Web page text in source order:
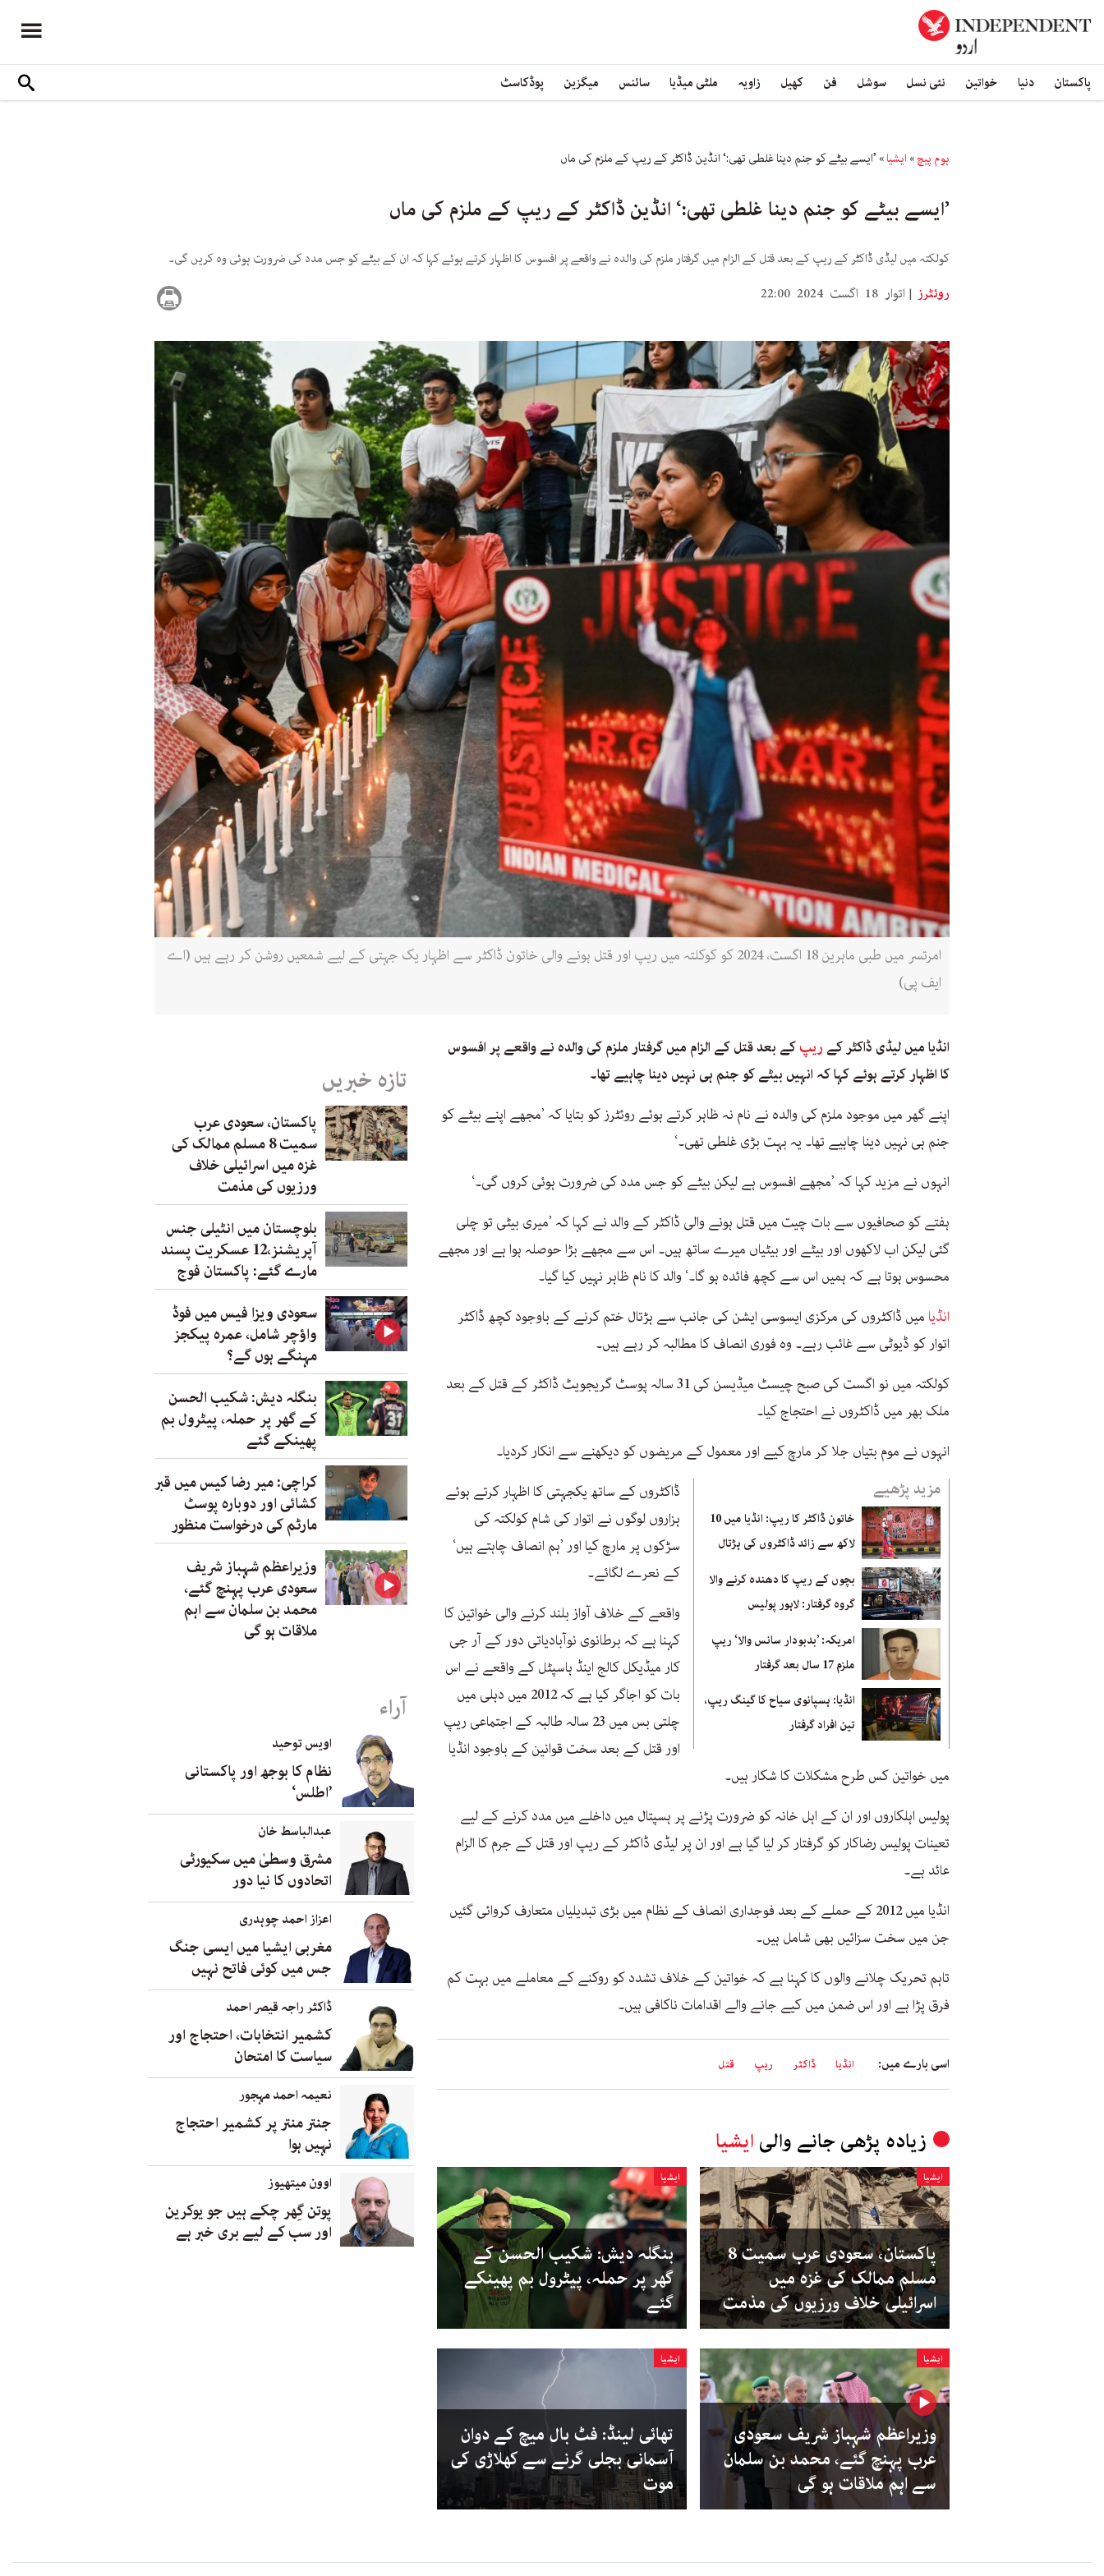
پاکستان دنیا خواتین نئی نسل سوشل فن کھیل زاویہ ملٹی میڈیا سائنس میگزین پوڈکاسٹ
ہوم پیچ» ایشیا» ’ایسے بیٹے کو جنم دینا غلطی تھی:‘ انڈین ڈاکٹر کے ریپ کے ملزم کی ماں
’ایسے بیٹے کو جنم دینا غلطی تھی:‘ انڈین ڈاکٹر کے ریپ کے ملزم کی ماں
کولکتہ میں لیڈی ڈاکٹر کے ریپ کے بعد قتل کے الزام میں گرفتار ملزم کی والدہ نے واقعے پر افسوس کا اظہار کرتے ہوئے کہا کہ ان کے بیٹے کو جس مدد کی ضرورت ہوئی وہ کریں گی۔
روئٹرز اتوار 18 اگست 2024 22:00
امرتسر میں طبی ماہرین 18 اگست، 2024 کو کوکلتہ میں ریپ اور قتل ہونے والی خاتون ڈاکٹر سے اظہار یک جہتی کے لیے شمعیں روشن کر رہے ہیں (اے
ایف پی)
انڈیا میں لیڈی ڈاکٹر کے ریپکے بعد قتل کے الزام میں گرفتار ملزم کی والدہ نے واقعے پر افسوس
کا اظہار کرتے ہوئے کہا کہ انہیں بیٹے کو جنم ہی نہیں دینا چاہیے تھا۔
اپنے گھر میں موجود ملزم کی والدہ نے نام نہ ظاہر کرتے ہوئے روئٹرز کو بتایا کہ ’مجھے اپنے بیٹے کو
جنم ہی نہیں دینا چاہیے تھا۔ یہ بہت بڑی غلطی تھی۔‘
انہوں نے مزید کہا کہ ’مجھے افسوس ہے لیکن بیٹے کو جس مدد کی ضرورت ہوئی کروں گی۔‘
ہفتے کو صحافیوں سے بات چیت میں قتل ہونے والی ڈاکٹر کے والد نے کہا کہ ’میری بیٹی تو چلی
گئی لیکن اب لاکھوں اور بیٹے اور بیٹیاں میرے ساتھ ہیں۔ اس سے مجھے بڑا حوصلہ ہوا ہے اور مجھے
محسوس ہوتا ہے کہ ہمیں اس سے کچھ فائدہ ہو گا۔‘ والد کا نام ظاہر نہیں کیا گیا۔
انڈیا میں ڈاکٹروں کی مرکزی ایسوسی ایشن کی جانب سے ہڑتال ختم کرنے کے باوجود کچھ ڈاکٹر
اتوار کو ڈیوٹی سے غائب رہے۔ وہ فوری انصاف کا مطالبہ کر رہے ہیں۔
کولکتہ میں نو اگست کی صبح چیسٹ میڈیسن کی 31 سالہ پوسٹ گریجویٹ ڈاکٹر کے قتل کے بعد
ملک بھر میں ڈاکٹروں نے احتجاج کیا۔
انہوں نے موم بتیاں جلا کر مارچ کیے اور معمول کے مریضوں کو دیکھنے سے انکار کردیا۔
مزید پڑھیے
خاتون ڈاکٹر کا ریپ: انڈیا میں 10
لاکھ سے زائد ڈاکٹروں کی ہڑتال
بچوں کے ریپ کا دھندہ کرنے والا
گروہ گرفتار: لاہور پولیس
امریکہ: ’بدبودار سانس والا‘ ریپ
ملزم 17 سال بعد گرفتار
انڈیا: ہسپانوی سیاح کا گینگ ریپ،
تین افراد گرفتار
ڈاکٹروں کے ساتھ یکجہتی کا اظہار کرتے ہوئے
ہزاروں لوگوں نے اتوار کی شام کولکتہ کی
سڑکوں پر مارچ کیا اور ’ہم انصاف چاہتے ہیں‘
کے نعرے لگائے۔
واقعے کے خلاف آواز بلند کرنے والی خواتین کا
کہنا ہے کہ برطانوی نوآبادیاتی دور کے آر جی
کار میڈیکل کالج اینڈ ہاسپٹل کے واقعے نے اس
بات کو اجاگر کیا ہے کہ 2012 میں دہلی میں
چلتی بس میں 23 سالہ طالبہ کے اجتماعی ریپ
اور قتل کے بعد سخت قوانین کے باوجود انڈیا
میں خواتین کس طرح مشکلات کا شکار ہیں۔
پولیس اہلکاروں اور ان کے اہل خانہ کو ضرورت پڑنے پر ہسپتال میں داخلے میں مدد کرنے کے لیے
تعینات پولیس رضاکار کو گرفتار کر لیا گیا ہے اور ان پر لیڈی ڈاکٹر کے ریپ اور قتل کے جرم کا الزام
عائد ہے۔
انڈیا میں 2012 کے حملے کے بعد فوجداری انصاف کے نظام میں بڑی تبدیلیاں متعارف کروائی گئیں
جن میں سخت سزائیں بھی شامل ہیں۔
تاہم تحریک چلانے والوں کا کہنا ہے کہ خواتین کے خلاف تشدد کو روکنے کے معاملے میں بہت کم
فرق پڑا ہے اور اس ضمن میں کیے جانے والے اقدامات ناکافی ہیں۔
اسی بارے میں: انڈیا ڈاکٹر ریپ قتل
زیادہ پڑھی جانے والی ایشیا
ایشیا
پاکستان، سعودی عرب سمیت 8
مسلم ممالک کی غزہ میں
اسرائیلی خلاف ورزیوں کی مذمت
ایشیا
بنگلہ دیش: شکیب الحسن کے
گھر پر حملہ، پیٹرول بم پھینکے
گئے
ایشیا
وزیراعظم شہباز شریف سعودی
عرب پہنچ گئے، محمد بن سلمان
سے اہم ملاقات ہو گی
ایشیا
تھائی لینڈ: فٹ بال میچ کے دوان
آسمانی بجلی گرنے سے کھلاڑی کی
موت
تازہ خبریں
پاکستان، سعودی عرب
سمیت 8 مسلم ممالک کی
غزہ میں اسرائیلی خلاف
ورزیوں کی مذمت
بلوچستان میں انٹیلی جنس
آپریشنز،12 عسکریت پسند
مارے گئے: پاکستان فوج
سعودی ویزا فیس میں فوڈ
واؤچر شامل، عمرہ پیکجز
مہنگے ہوں گے؟
بنگلہ دیش: شکیب الحسن
کے گھر پر حملہ، پیٹرول بم
پھینکے گئے
کراچی: میر رضا کیس میں قبر
کشائی اور دوبارہ پوسٹ
مارٹم کی درخواست منظور
وزیراعظم شہباز شریف
سعودی عرب پہنچ گئے،
محمد بن سلمان سے اہم
ملاقات ہو گی
آراء
اویس توحید
نظام کا بوجھ اور پاکستانی
’اطلس‘
عبدالباسط خان
مشرق وسطیٰ میں سکیورٹی
اتحادوں کا نیا دور
اعزاز احمد چوہدری
مغربی ایشیا میں ایسی جنگ
جس میں کوئی فاتح نہیں
ڈاکٹر راجہ قیصر احمد
کشمیر انتخابات، احتجاج اور
سیاست کا امتحان
نعیمہ احمد مہجور
جنتر منتر پر کشمیر احتجاج
نہیں ہوا
اوون میتھیوز
پوتن گِھر چکے ہیں جو یوکرین
اور سب کے لیے بری خبر ہے